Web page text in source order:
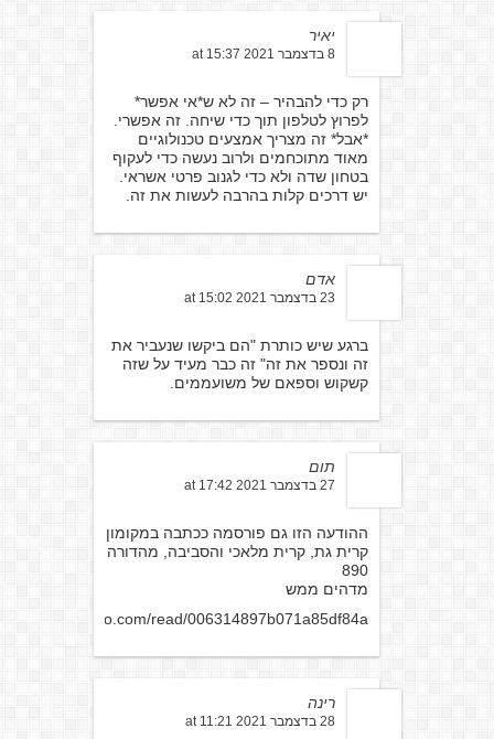
יאיר
8 בדצמבר 2021 at 15:37
רק כדי להבהיר – זה לא ש*אי אפשר*
לפרוץ לטלפון תוך כדי שיחה. זה אפשרי.
*אבל* זה מצריך אמצעים טכנולוגיים
מאוד מתוכחמים ולרוב נעשה כדי לעקוף
בטחון שדה ולא כדי לגנוב פרטי אשראי.
יש דרכים קלות בהרבה לעשות את זה.
אדם
23 בדצמבר 2021 at 15:02
ברגע שיש כותרת "הם ביקשו שנעביר את
זה ונספר את זה" זה כבר מעיד על שזה
קשקוש וספאם של משועממים.
תום
27 בדצמבר 2021 at 17:42
ההודעה הזו גם פורסמה ככתבה במקומון
קרית גת, קרית מלאכי והסביבה, מהדורה
890
מדהים ממש
en.calameo.com/read/006314897b071a85df84a
רינה
28 בדצמבר 2021 at 11:21